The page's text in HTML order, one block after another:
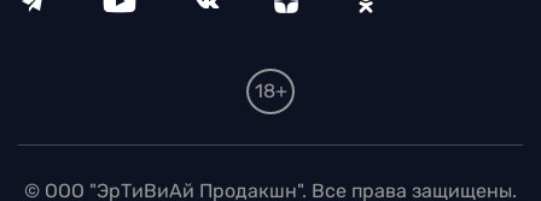
18+
© ООО "ЭрТиВиАй Продакшн". Все права защищены.